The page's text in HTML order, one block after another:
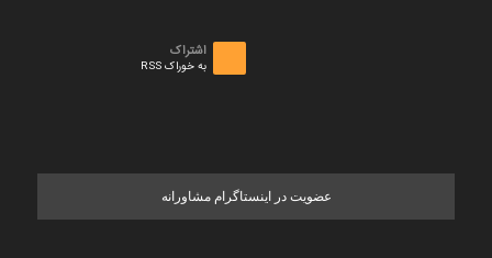
اشتراک
به خوراک RSS
عضویت در اینستاگرام مشاورانه